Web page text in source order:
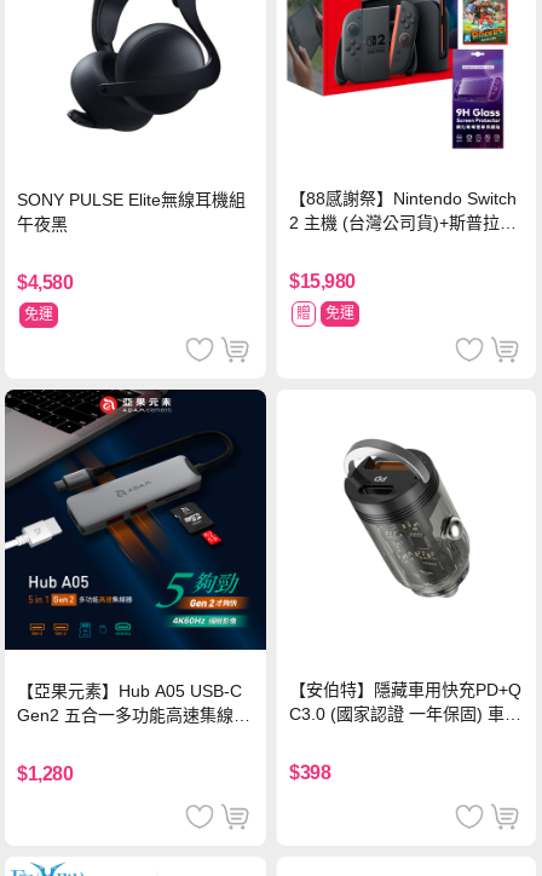
SONY PULSE Elite無線耳機組
午夜黑
$4,580
免運
【88感謝祭】Nintendo Switch
2 主機 (台灣公司貨)+斯普拉遁
$15,980
贈 免運
【亞果元素】Hub A05 USB-C
Gen2 五合一多功能高速集線
$1,280
【安伯特】隱藏車用快充PD+Q
C3.0 (國家認證 一年保固) 車充
$398